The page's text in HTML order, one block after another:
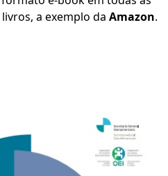
a exemplo da Amazon.